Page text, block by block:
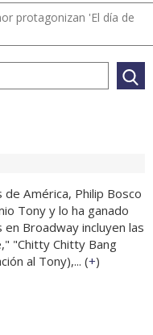
protagonizan 'El día de
América, Philip Bosco
Tony y lo ha ganado
Broadway incluyen las
"Chitty Chitty Bang
al Tony),... (+)